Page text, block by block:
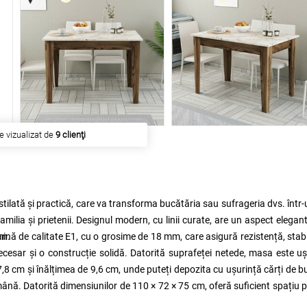
vizualizat de 9 clienţi
și practică, care va transforma bucătăria sau sufrageria dvs. într-
și prietenii. Designul modern, cu linii curate, are un aspect
de calitate E1, cu o grosime de 18 mm, care asigură rezistență,
și o construcție solidă. Datorită suprafeței netede, masa este
cm și înălțimea de 9,6 cm, unde puteți depozita cu ușurință cărți de
Datorită dimensiunilor de 110 × 72 × 75 cm, oferă suficient spațiu